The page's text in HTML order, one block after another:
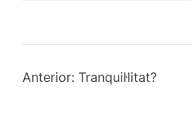
Anterior: Tranquil·litat?